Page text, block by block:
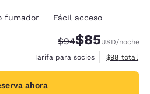
fumador Fácil acceso
Tarifa tachada:
$94Tarifa reducida:
$85USD/noche
Tarifa para socios
Ver detalles
$98 total
ahora